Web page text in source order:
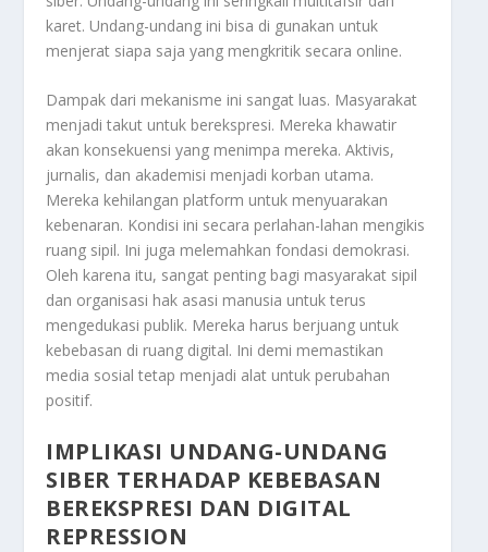
karet. Undang-undang ini bisa di gunakan untuk
menjerat siapa saja yang mengkritik secara online.
Dampak dari mekanisme ini sangat luas. Masyarakat
menjadi takut untuk berekspresi. Mereka khawatir
akan konsekuensi yang menimpa mereka. Aktivis,
jurnalis, dan akademisi menjadi korban utama.
Mereka kehilangan platform untuk menyuarakan
kebenaran. Kondisi ini secara perlahan-lahan mengikis
ruang sipil. Ini juga melemahkan fondasi demokrasi.
Oleh karena itu, sangat penting bagi masyarakat sipil
dan organisasi hak asasi manusia untuk terus
mengedukasi publik. Mereka harus berjuang untuk
kebebasan di ruang digital. Ini demi memastikan
media sosial tetap menjadi alat untuk perubahan
positif.
IMPLIKASI UNDANG-UNDANG
SIBER TERHADAP KEBEBASAN
BEREKSPRESI DAN DIGITAL
REPRESSION